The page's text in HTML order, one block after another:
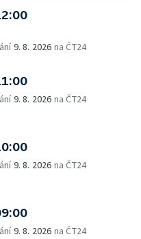
9. 8. 2026 na ČT24
9. 8. 2026 na ČT24
9. 8. 2026 na ČT24
9. 8. 2026 na ČT24